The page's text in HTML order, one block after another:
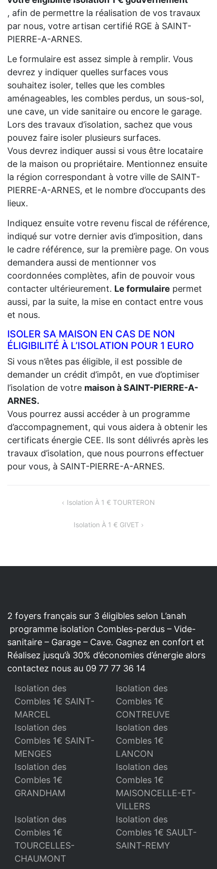
, afin de permettre la réalisation de vos travaux
par nous, votre artisan certifié RGE à SAINT-
PIERRE-A-ARNES.
Le formulaire est assez simple à remplir. Vous
devrez y indiquer quelles surfaces vous
souhaitez isoler, telles que les combles
aménageables, les combles perdus, un sous-sol,
une cave, un vide sanitaire ou encore le garage.
Lors des travaux d’isolation, sachez que vous
pouvez faire isoler plusieurs surfaces.
Vous devrez indiquer aussi si vous être locataire
de la maison ou propriétaire. Mentionnez ensuite
la région correspondant à votre ville de SAINT-
PIERRE-A-ARNES, et le nombre d’occupants des
lieux.
Indiquez ensuite votre revenu fiscal de référence,
indiqué sur votre dernier avis d’imposition, dans
le cadre référence, sur la première page. On vous
demandera aussi de mentionner vos
coordonnées complètes, afin de pouvoir vous
contacter ultérieurement. Le formulaire permet
aussi, par la suite, la mise en contact entre vous
et nous.
ISOLER SA MAISON EN CAS DE NON
ÉLIGIBILITÉ À L’ISOLATION POUR 1 EURO
Si vous n’êtes pas éligible, il est possible de
demander un crédit d’impôt, en vue d’optimiser
l’isolation de votre maison à SAINT-PIERRE-A-
ARNES.
Vous pourrez aussi accéder à un programme
d’accompagnement, qui vous aidera à obtenir les
certificats énergie CEE. Ils sont délivrés après les
travaux d’isolation, que nous pourrons effectuer
pour vous, à SAINT-PIERRE-A-ARNES.
NAVIGATION Isolation À 1 € TOURTERON
Isolation À 1 € GIVET
2 foyers français sur 3 éligibles selon L’anah
programme isolation Combles-perdus – Vide-
sanitaire – Garage – Cave. Gagnez en confort et
Réalisez jusqu’à 30% d’économies d’énergie alors
contactez nous au 09 77 77 36 14
Isolation des
Combles 1€ SAINT-
MARCEL
Isolation des
Combles 1€
CONTREUVE
Isolation des
Combles 1€ SAINT-
MENGES
Isolation des
Combles 1€
LANCON
Isolation des
Combles 1€
GRANDHAM
Isolation des
Combles 1€
MAISONCELLE-ET-
VILLERS
Isolation des
Combles 1€
TOURCELLES-
CHAUMONT
Isolation des
Combles 1€ SAULT-
SAINT-REMY